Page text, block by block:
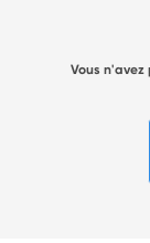
Vous n'avez